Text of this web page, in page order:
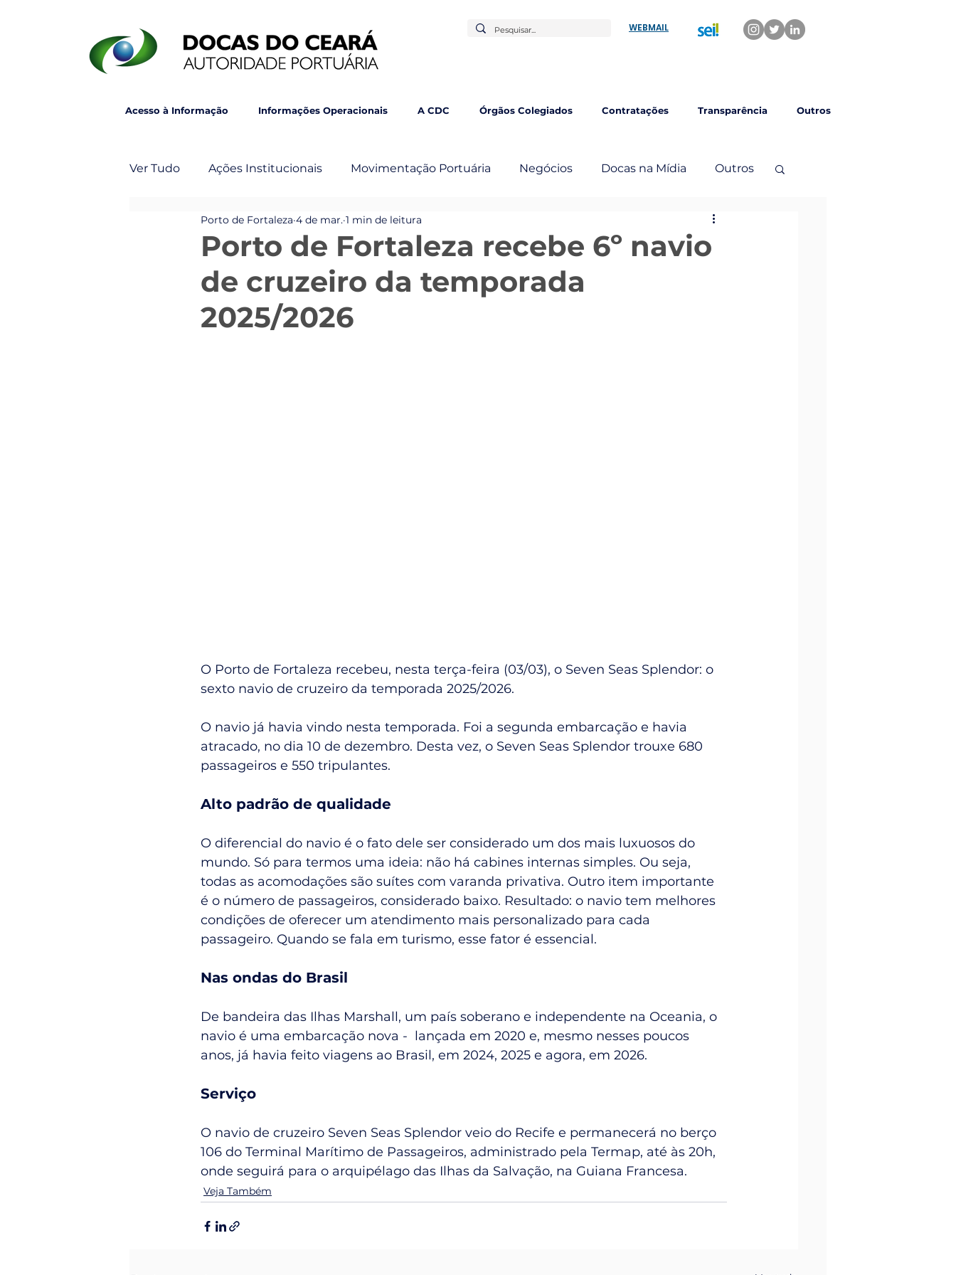
WEBMAIL
Acesso à Informação Informações Operacionais A CDC Órgãos Colegiados Contratações Transparência Outros
Ver Tudo Ações Institucionais Movimentação Portuária Negócios Docas na Mídia Outros
Post Principal Veja Também
Porto de Fortaleza recebe 6º navio
de cruzeiro da temporada
2025/2026
Porto de Fortaleza 4 de mar. 1 min de leitura
O Porto de Fortaleza recebeu, nesta terça-feira (03/03), o Seven Seas Splendor: o
sexto navio de cruzeiro da temporada 2025/2026.
O navio já havia vindo nesta temporada. Foi a segunda embarcação e havia
atracado, no dia 10 de dezembro. Desta vez, o Seven Seas Splendor trouxe 680
passageiros e 550 tripulantes.
Alto padrão de qualidade
O diferencial do navio é o fato dele ser considerado um dos mais luxuosos do
mundo. Só para termos uma ideia: não há cabines internas simples. Ou seja,
todas as acomodações são suítes com varanda privativa. Outro item importante
é o número de passageiros, considerado baixo. Resultado: o navio tem melhores
condições de oferecer um atendimento mais personalizado para cada
passageiro. Quando se fala em turismo, esse fator é essencial.
Nas ondas do Brasil
De bandeira das Ilhas Marshall, um país soberano e independente na Oceania, o
navio é uma embarcação nova -  lançada em 2020 e, mesmo nesses poucos
anos, já havia feito viagens ao Brasil, em 2024, 2025 e agora, em 2026.
Serviço
O navio de cruzeiro Seven Seas Splendor veio do Recife e permanecerá no berço
106 do Terminal Marítimo de Passageiros, administrado pela Termap, até às 20h,
onde seguirá para o arquipélago das Ilhas da Salvação, na Guiana Francesa.
Veja Também